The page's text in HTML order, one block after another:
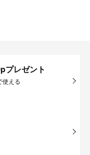
プレゼント
使える